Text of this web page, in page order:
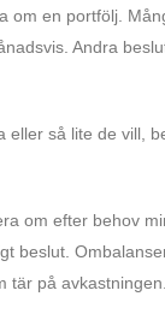
om en portfölj.
Andra
så lite de vill,
om efter behov
beslut.
tär på avkastningen.